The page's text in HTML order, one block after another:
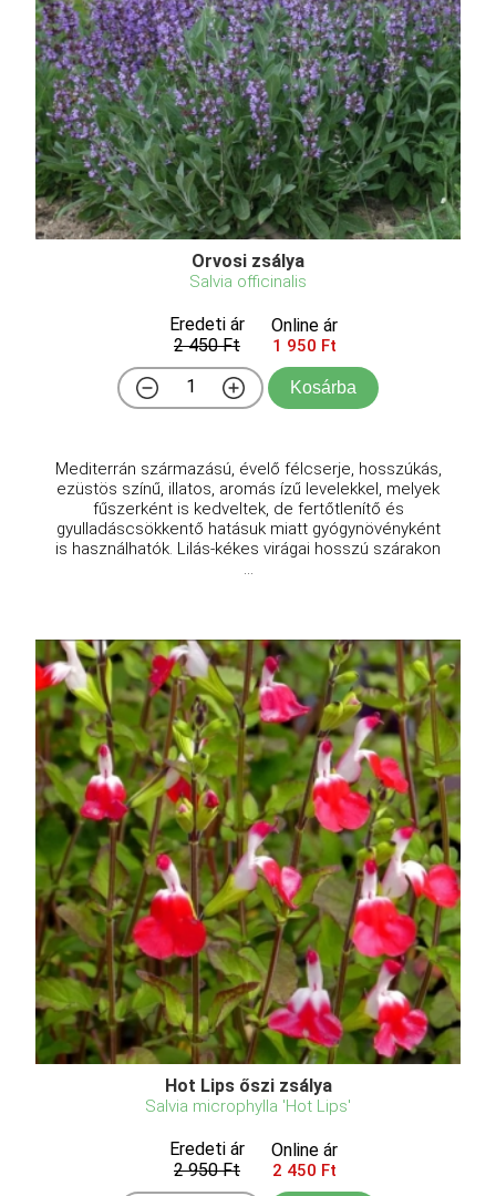
Orvosi zsálya
Salvia officinalis
Eredeti ár
2 450 Ft
Online ár
1 950 Ft
Kosárba
Mediterrán származású, évelő félcserje, hosszúkás,
ezüstös színű, illatos, aromás ízű levelekkel, melyek
fűszerként is kedveltek, de fertőtlenítő és
gyulladáscsökkentő hatásuk miatt gyógynövényként
is használhatók. Lilás-kékes virágai hosszú szárakon
...
Hot Lips őszi zsálya
Salvia microphylla 'Hot Lips'
Eredeti ár
2 950 Ft
Online ár
2 450 Ft